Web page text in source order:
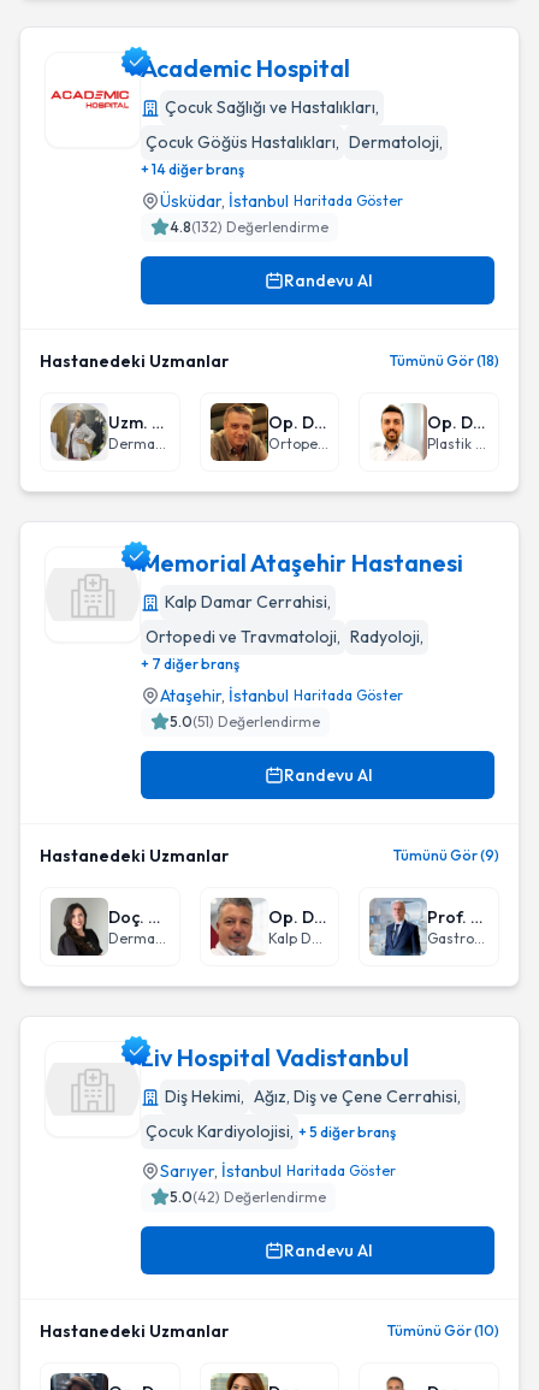
Academic Hospital
Academic Hospital
Çocuk Sağlığı ve Hastalıkları,
Çocuk Göğüs Hastalıkları, Dermatoloji,
+ 14 diğer branş
Üsküdar, İstanbul Haritada Göster
4.8(132) Değerlendirme
Randevu Al
Hastanedeki Uzmanlar Tümünü Gör (18)
Uzm. Dr. Zehra Tacizer Kılınç
Dermatoloji
Op. Dr. Ercüment Zayim
Ortopedi ve Travmatoloji
Op. Dr. Jehat Kızılkan
Plastik Rekonstrüktif ve Estetik Cerrahi
Memorial Ataşehir Hastanesi
Memorial Ataşehir Hastanesi
Kalp Damar Cerrahisi,
Ortopedi ve Travmatoloji, Radyoloji,
+ 7 diğer branş
Ataşehir, İstanbul Haritada Göster
5.0(51) Değerlendirme
Randevu Al
Hastanedeki Uzmanlar Tümünü Gör (9)
Doç. Dr. Zeynep Altan Ferhatoğlu
Dermatoloji
Op. Dr. Osman Eren Karpuzoğlu
Kalp Damar Cerrahisi
Prof. Dr. Kamil Özdil
Gastroenteroloji
Liv Hospital Vadistanbul
Diş Hekimi, Ağız, Diş ve Çene Cerrahisi,
Çocuk Kardiyolojisi, + 5 diğer branş
Sarıyer, İstanbul Haritada Göster
5.0(42) Değerlendirme
Randevu Al
Hastanedeki Uzmanlar Tümünü Gör (10)